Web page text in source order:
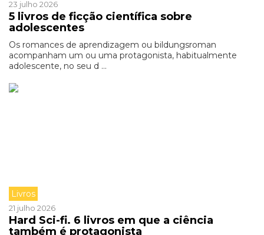
23 julho 2026
5 livros de ficção científica sobre
adolescentes
Os romances de aprendizagem ou bildungsroman
acompanham um ou uma protagonista, habitualmente
adolescente, no seu d ...
Livros
21 julho 2026
Hard Sci-fi. 6 livros em que a ciência
também é protagonista